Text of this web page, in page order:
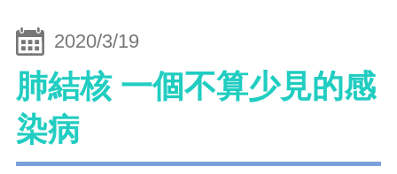
2020/3/19
肺結核 一個不算少見的感
染病